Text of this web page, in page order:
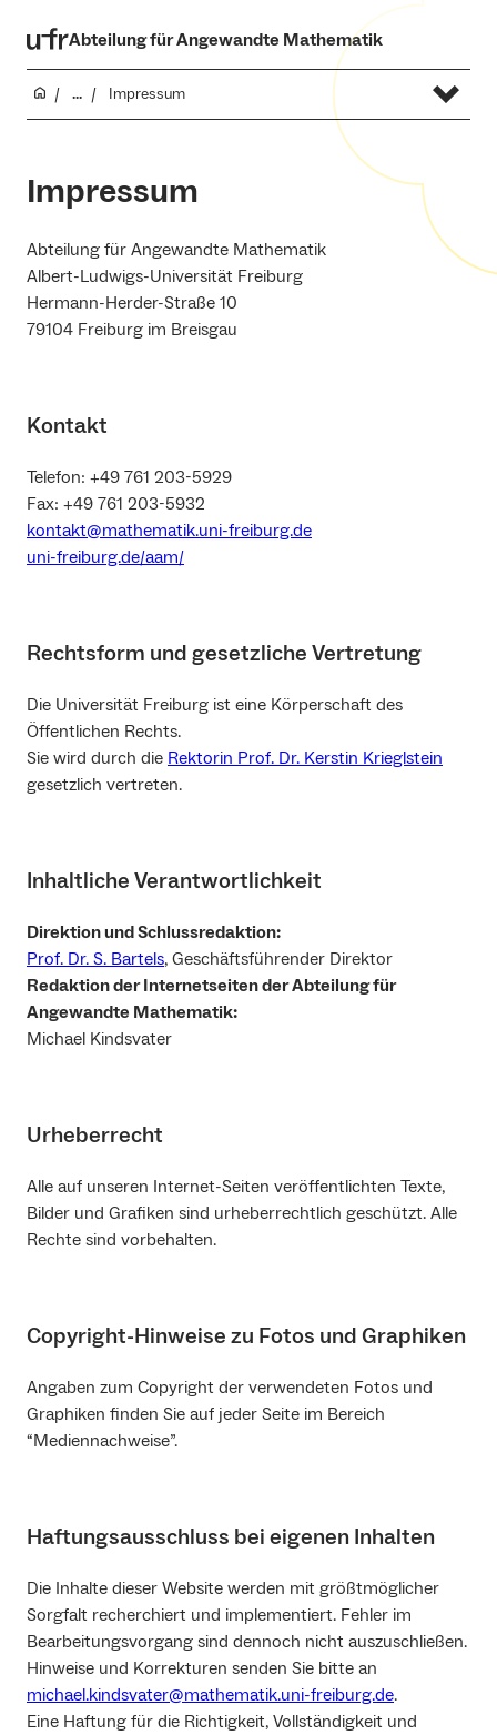
Abteilung für Angewandte Mathematik
... Impressum
Impressum
Abteilung für Angewandte Mathematik
Albert-Ludwigs-Universität Freiburg
Hermann-Herder-Straße 10
79104 Freiburg im Breisgau
Kontakt
Telefon: +49 761 203-5929
Fax: +49 761 203-5932
kontakt@mathematik.uni-freiburg.de
uni-freiburg.de/aam/
Rechtsform und gesetzliche Vertretung
Die Universität Freiburg ist eine Körperschaft des
Öffentlichen Rechts.
Sie wird durch die Rektorin Prof. Dr. Kerstin Krieglstein
gesetzlich vertreten.
Inhaltliche Verantwortlichkeit
Direktion und Schlussredaktion:
Prof. Dr. S. Bartels, Geschäftsführender Direktor
Redaktion der Internetseiten der Abteilung für
Angewandte Mathematik:
Michael Kindsvater
Urheberrecht
Alle auf unseren Internet-Seiten veröffentlichten Texte,
Bilder und Grafiken sind urheberrechtlich geschützt. Alle
Rechte sind vorbehalten.
Copyright-Hinweise zu Fotos und Graphiken
Angaben zum Copyright der verwendeten Fotos und
Graphiken finden Sie auf jeder Seite im Bereich
“Mediennachweise”.
Haftungsausschluss bei eigenen Inhalten
Die Inhalte dieser Website werden mit größtmöglicher
Sorgfalt recherchiert und implementiert. Fehler im
Bearbeitungsvorgang sind dennoch nicht auszuschließen.
Hinweise und Korrekturen senden Sie bitte an
michael.kindsvater@mathematik.uni-freiburg.de.
Eine Haftung für die Richtigkeit, Vollständigkeit und